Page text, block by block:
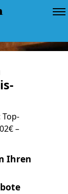
–
Ihren